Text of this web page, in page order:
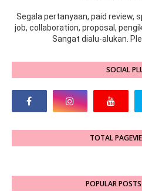
Segala pertanyaan, paid review,
job, collaboration, proposal,
Sangat dialu-alukan.
SOCIAL
TOTAL
POPULAR